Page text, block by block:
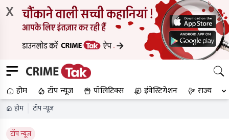
X
होम टॉप न्यूज पॉलिटिक्स इंवेस्टिगेशन राज्य
होम टॉप न्यूज
टॉप न्यूज